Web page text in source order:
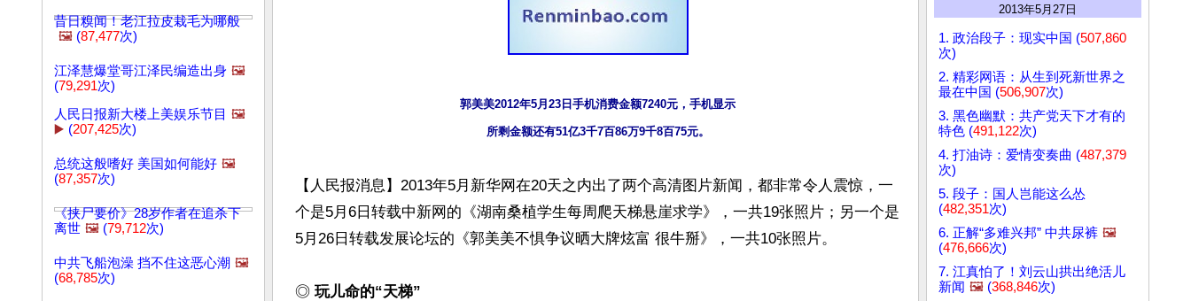
昔日糗闻！老江拉皮栽毛为哪般
🖼️ (87,477次)
江泽慧爆堂哥江泽民编造出身 🖼️
(79,291次)
人民日报新大楼上美娱乐节目 🖼️
▶️ (207,425次)
总统这般嗜好 美国如何能好 🖼️
(87,357次)
《挟尸要价》28岁作者在追杀下
离世 🖼️ (79,712次)
中共飞船泡澡 挡不住这恶心潮 🖼️
(68,785次)
郭美美2012年5月23日手机消费金额7240元，手机显示
所剩金额还有51亿3千7百86万9千8百75元。
【人民报消息】2013年5月新华网在20天之内出了两个高清图片新闻，都非常令人震惊，一
个是5月6日转载中新网的《湖南桑植学生每周爬天梯悬崖求学》，一共19张照片；另一个是
5月26日转载发展论坛的《郭美美不惧争议晒大牌炫富 很牛掰》，一共10张照片。
◎ 玩儿命的“天梯”
2013年5月27日
1. 政治段子：现实中国 (507,860
次)
2. 精彩网语：从生到死新世界之
最在中国 (506,907次)
3. 黑色幽默：共产党天下才有的
特色 (491,122次)
4. 打油诗：爱情变奏曲 (487,379
次)
5. 段子：国人岂能这么怂
(482,351次)
6. 正解“多难兴邦” 中共尿裤 🖼️
(476,666次)
7. 江真怕了！刘云山拱出绝活儿
新闻 🖼️ (368,846次)